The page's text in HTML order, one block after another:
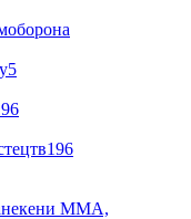
5
196
ММА,